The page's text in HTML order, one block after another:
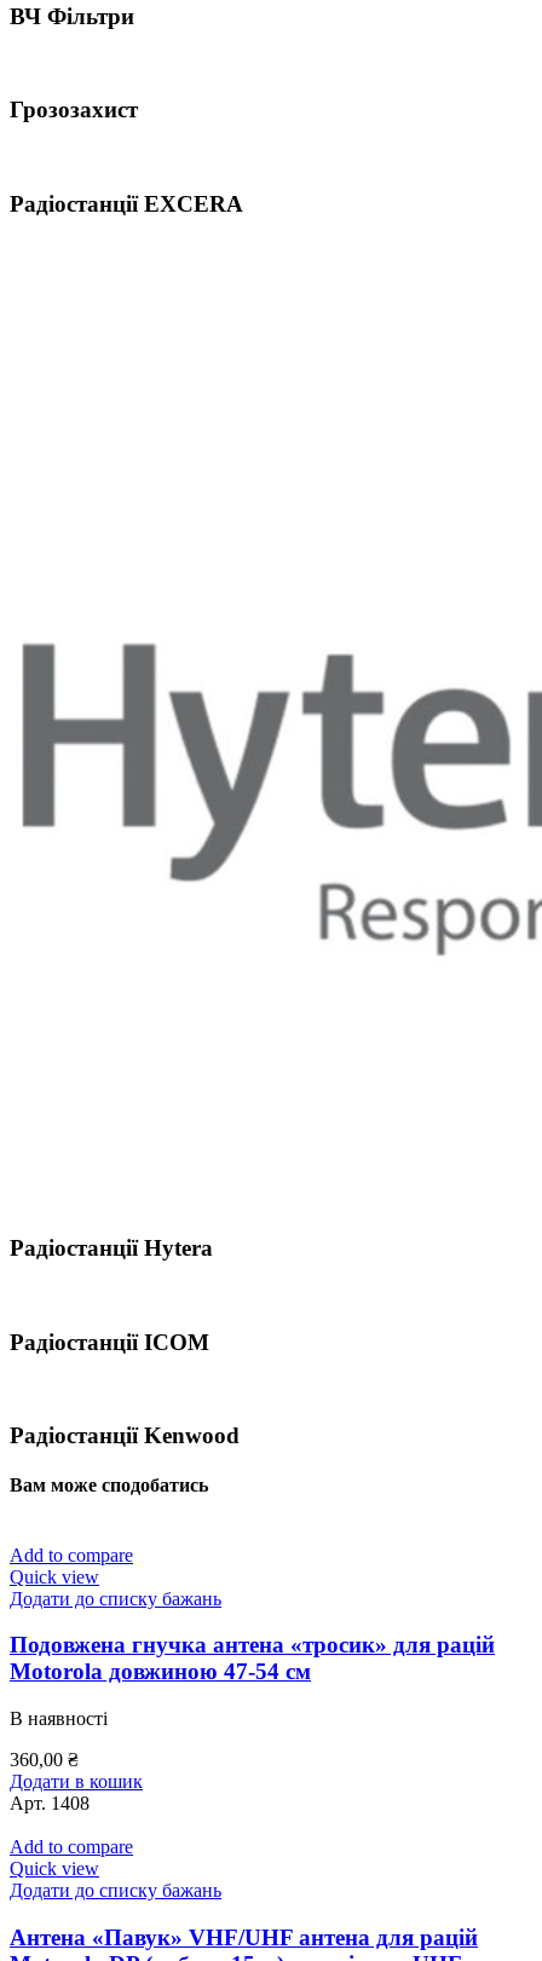
ВЧ Фільтри
Грозозахист
Радіостанції EXCERA
Радіостанції Hytera
Радіостанції ICOM
Радіостанції Kenwood
Вам може сподобатись
Add to compare
Quick view
Додати до списку бажань
Подовжена гнучка антена «тросик» для рацій
Motorola довжиною 47-54 см
В наявності
360,00 ₴
Додати в кошик
Арт. 1408
Add to compare
Quick view
Додати до списку бажань
Антена «Павук» VHF/UHF антена для рацій